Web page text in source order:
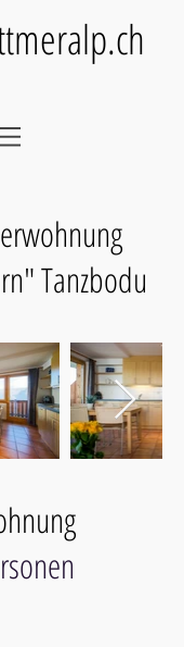
Tanzbodu